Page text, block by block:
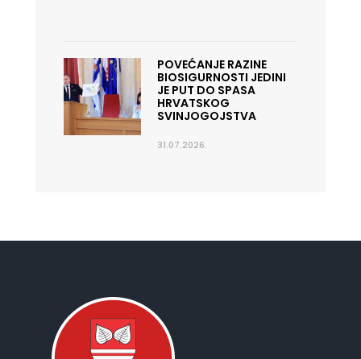
POVEĆANJE RAZINE
BIOSIGURNOSTI JEDINI
JE PUT DO SPASA
HRVATSKOG
SVINJOGOJSTVA
31.07.2026.